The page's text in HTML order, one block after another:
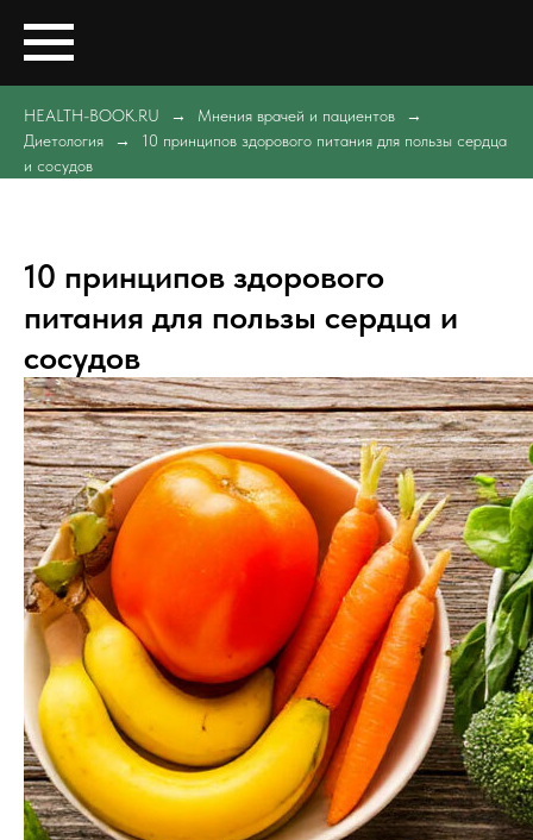
HEALTH-BOOK.RU
Мнения врачей и пациентов
Диетология
10 принципов здорового питания для пользы сердца
и сосудов
10 принципов здорового
питания для пользы сердца и
сосудов